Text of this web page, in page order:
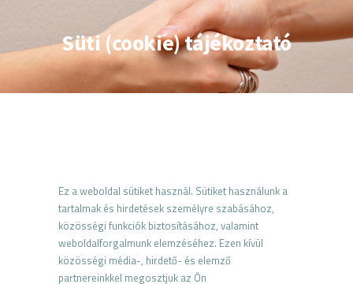
Süti (cookie) tájékoztató
Ez a weboldal sütiket használ. Sütiket használunk a
tartalmak és hirdetések személyre szabásához,
közösségi funkciók biztosításához, valamint
weboldalforgalmunk elemzéséhez. Ezen kívül
közösségi média-, hirdető- és elemző
partnereinkkel megosztjuk az Ön